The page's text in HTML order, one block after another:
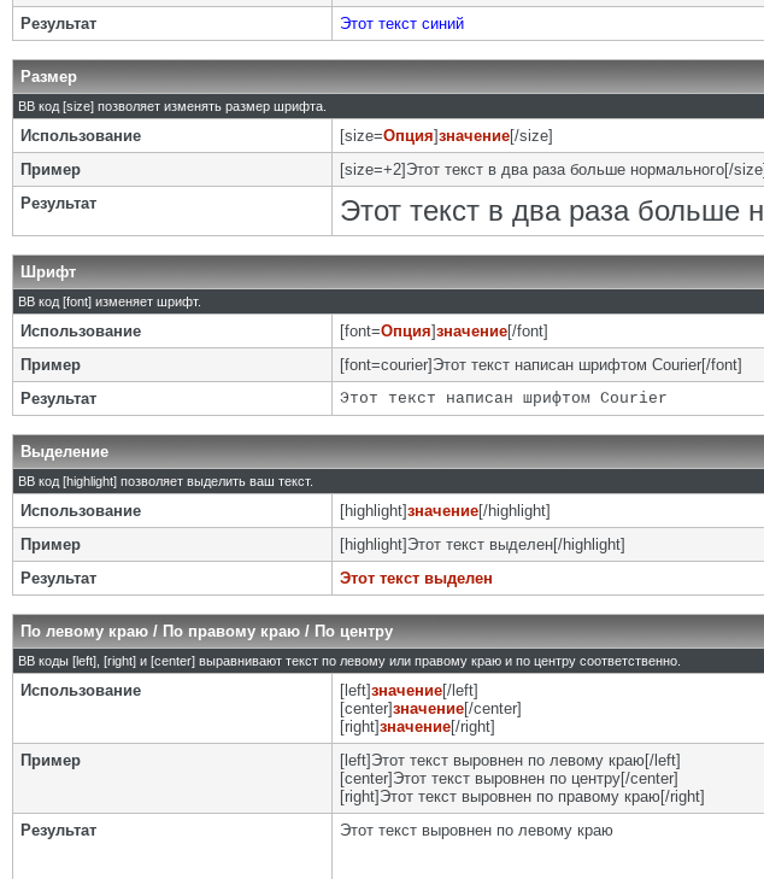
Результат
Этот текст синий
Размер
BB код [size] позволяет изменять размер шрифта.
Использование [size=Опция]значение[/size]
Пример
[size=+2]Этот текст в два раза больше нормального[/size]
Результат
Этот текст в два раза больше
Шрифт
BB код [font] изменяет шрифт.
Использование [font=Опция]значение[/font]
Пример
[font=courier]Этот текст написан шрифтом Courier[/font]
Результат
Этот текст написан шрифтом Courier
Выделение
BB код [highlight] позволяет выделить ваш текст.
Использование [highlight]значение[/highlight]
Пример
[highlight]Этот текст выделен[/highlight]
Результат
Этот текст выделен
По левому краю / По правому краю / По центру
BB коды [left], [right] и [center] выравнивают текст по левому или правому краю и по центру соответственно.
Использование [left]значение[/left]
[center]значение[/center]
[right]значение[/right]
Пример
[left]Этот текст выровнен по левому краю[/left]
[center]Этот текст выровнен по центру[/center]
[right]Этот текст выровнен по правому краю[/right]
Результат
Этот текст выровнен по левому краю